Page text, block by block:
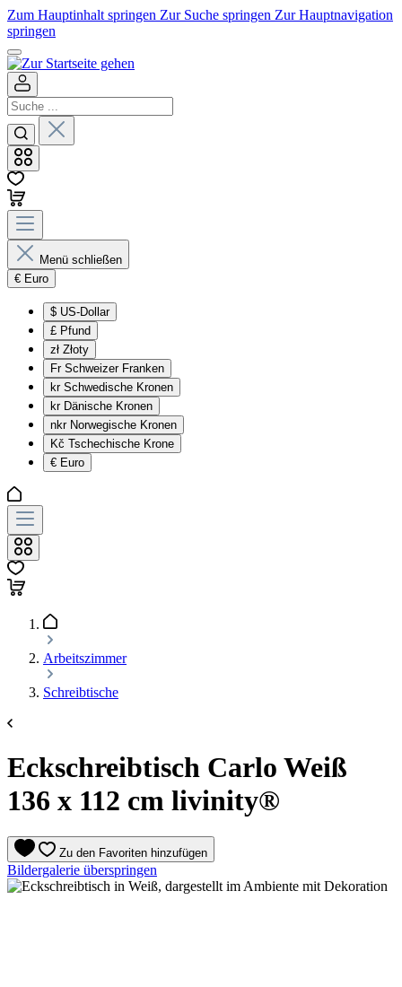
Zum Hauptinhalt springen Zur Suche springen Zur Hauptnavigation
springen
Menü schließen
€ Euro
$ US-Dollar
£ Pfund
zł Złoty
Fr Schweizer Franken
kr Schwedische Kronen
kr Dänische Kronen
nkr Norwegische Kronen
Kč Tschechische Krone
€ Euro
Arbeitszimmer
Schreibtische
Eckschreibtisch Carlo Weiß
136 x 112 cm livinity®
Zu den Favoriten hinzufügen
Bildergalerie überspringen